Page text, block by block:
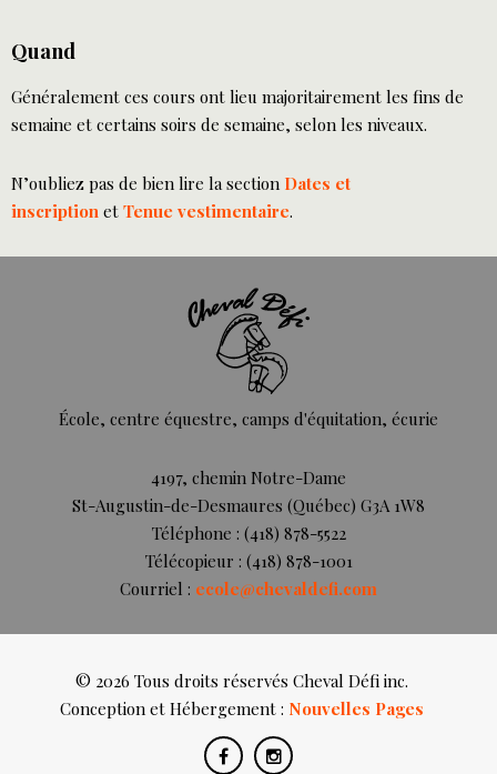
Quand
Généralement ces cours ont lieu majoritairement les fins de
semaine et certains soirs de semaine, selon les niveaux.
N’oubliez pas de bien lire la section Dates et
inscription et Tenue vestimentaire.
École, centre équestre, camps d'équitation, écurie
4197, chemin Notre-Dame
St-Augustin-de-Desmaures (Québec) G3A 1W8
Téléphone : (418) 878-5522
Télécopieur : (418) 878-1001
Courriel : ecole@chevaldefi.com
© 2026 Tous droits réservés Cheval Défi inc.
Conception et Hébergement : Nouvelles Pages